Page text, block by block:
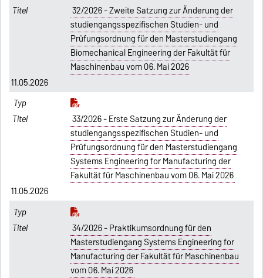
32/2026 - Zweite Satzung zur Änderung der
studiengangsspezifischen Studien- und
Prüfungsordnung für den Masterstudiengang
Biomechanical Engineering der Fakultät für
Maschinenbau vom 06. Mai 2026
11.05.2026
33/2026 - Erste Satzung zur Änderung der
studiengangsspezifischen Studien- und
Prüfungsordnung für den Masterstudiengang
Systems Engineering for Manufacturing der
Fakultät für Maschinenbau vom 06. Mai 2026
11.05.2026
34/2026 - Praktikumsordnung für den
Masterstudiengang Systems Engineering for
Manufacturing der Fakultät für Maschinenbau
vom 06. Mai 2026